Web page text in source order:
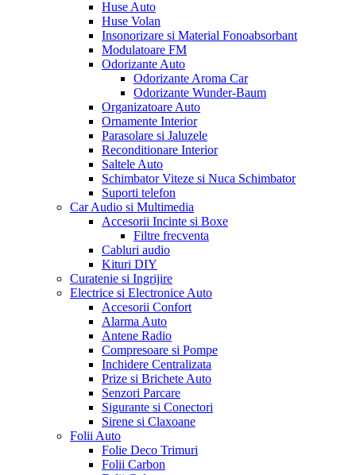
Huse Auto
Huse Volan
Insonorizare si Material Fonoabsorbant
Modulatoare FM
Odorizante Auto
Odorizante Aroma Car
Odorizante Wunder-Baum
Organizatoare Auto
Ornamente Interior
Parasolare si Jaluzele
Reconditionare Interior
Saltele Auto
Schimbator Viteze si Nuca Schimbator
Suporti telefon
Car Audio si Multimedia
Accesorii Incinte si Boxe
Filtre frecventa
Cabluri audio
Kituri DIY
Curatenie si Ingrijire
Electrice si Electronice Auto
Accesorii Confort
Alarma Auto
Antene Radio
Compresoare si Pompe
Inchidere Centralizata
Prize si Brichete Auto
Senzori Parcare
Sigurante si Conectori
Sirene si Claxoane
Folii Auto
Folie Deco Trimuri
Folii Carbon